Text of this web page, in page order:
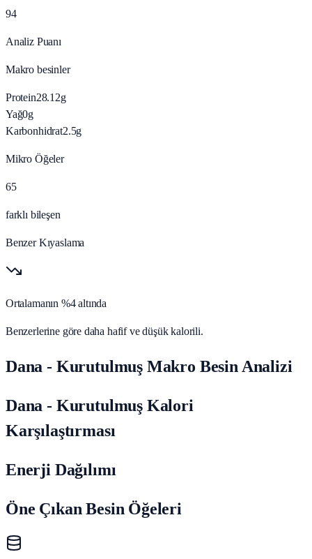
94
Analiz Puanı
Makro besinler
Protein28.12g
Yağ0g
Karbonhidrat2.5g
Mikro Öğeler
65
farklı bileşen
Benzer Kıyaslama
Ortalamanın %4 altında
Benzerlerine göre daha hafif ve düşük kalorili.
Dana - Kurutulmuş Makro Besin Analizi
Dana - Kurutulmuş Kalori
Karşılaştırması
Enerji Dağılımı
Öne Çıkan Besin Öğeleri